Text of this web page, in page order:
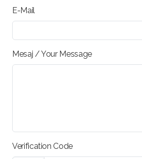
E-Mail
Mesaj / Your Message
Verification Code